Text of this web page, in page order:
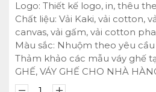
Logo: Thiết kế logo, in, thêu
Chất liệu: Vải Kaki, vải cotton,
canvas, vải gấm, vải cotton
Màu sắc: Nhuộm theo yêu cầu
Thảm khảo các mẫu váy ghế
GHẾ, VÁY GHẾ CHO NHÀ